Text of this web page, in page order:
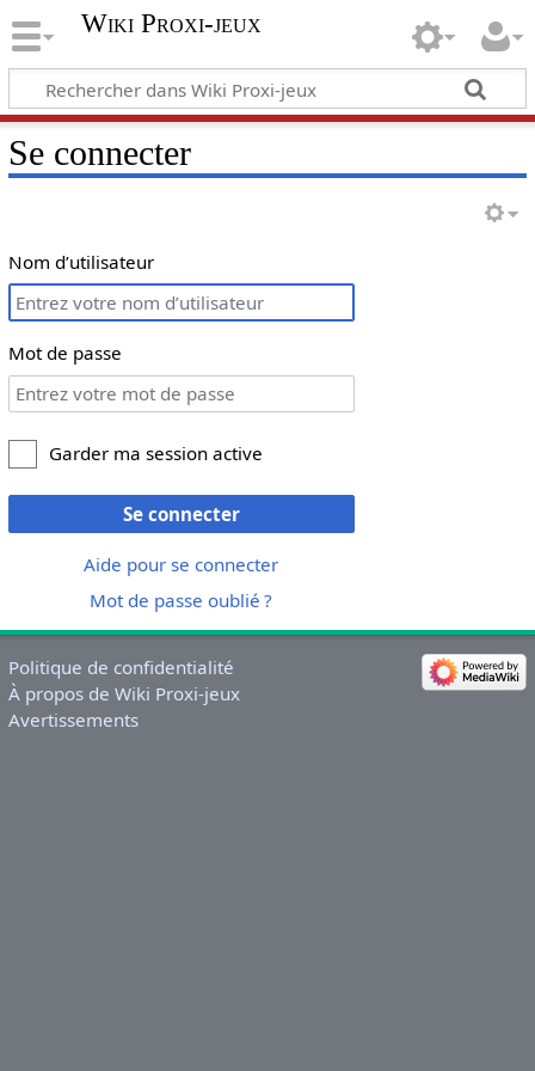
Wiki Proxi-jeux
Se connecter
Nom d’utilisateur
Mot de passe
Garder ma session active
Se connecter
Aide pour se connecter
Mot de passe oublié ?
Politique de confidentialité
À propos de Wiki Proxi-jeux
Avertissements